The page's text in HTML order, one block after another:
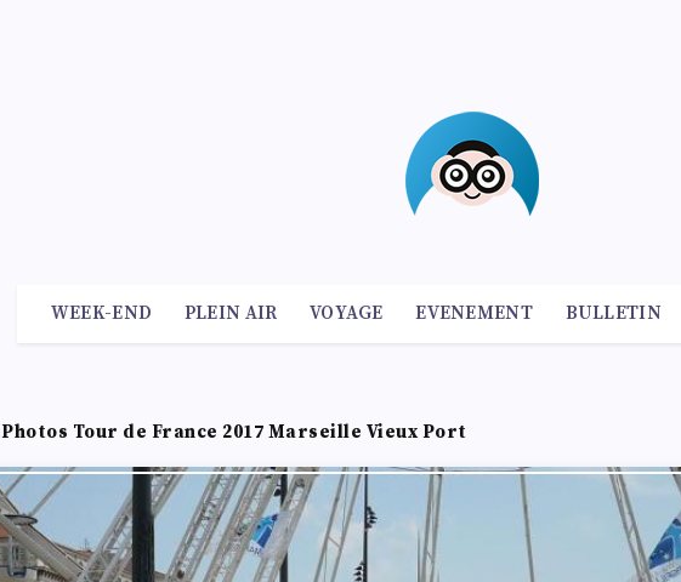
WEEK-END PLEIN AIR VOYAGE EVENEMENT BULLETIN
Photos Tour de France 2017 Marseille Vieux Port